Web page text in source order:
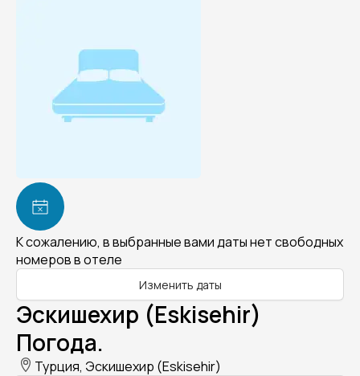
К сожалению, в выбранные вами даты нет свободных
номеров в отеле
Изменить даты
Эскишехир (Eskisehir)
Погода.
Турция, Эскишехир (Eskisehir)